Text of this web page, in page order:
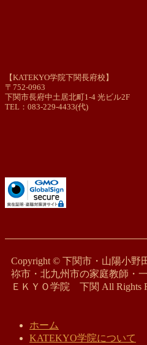
【KATEKYO学院下関長府校】
〒752-0963
下関市長府中土居北町1-4 光ビル2F
TEL：083-229-4433(代)
Copyright © 下関市・山陽小野
祢市・北九州市の家庭教師・
ＥＫＹＯ学院 下関 All Rights
ホーム
KATEKYO学院について